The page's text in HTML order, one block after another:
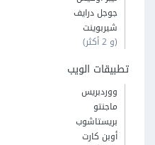
جوجل درايف
شيربوينت
(و 2 أكثر)
تطبيقات الويب
ووردبريس
ماجنتو
بريستاشوب
أوبن كارت